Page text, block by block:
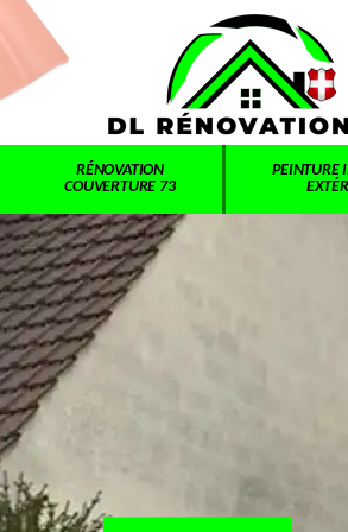
RÉNOVATION
COUVERTURE 73
PEINTURE